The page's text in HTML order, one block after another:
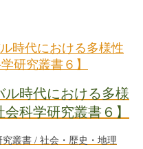
時代における多様
科学研究叢書６】
叢書 / 社会・歴史・地理